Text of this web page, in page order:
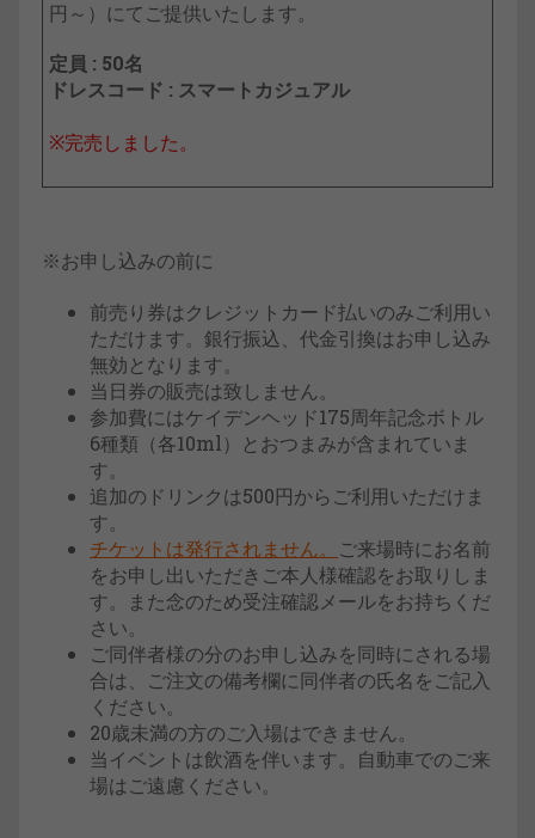
円～）にてご提供いたします。
定員 : 50名
ドレスコード : スマートカジュアル
※完売しました。
※お申し込みの前に
前売り券はクレジットカード払いのみご利用い
ただけます。銀行振込、代金引換はお申し込み
無効となります。
当日券の販売は致しません。
参加費にはケイデンヘッド175周年記念ボトル
6種類（各10ml）とおつまみが含まれていま
す。
追加のドリンクは500円からご利用いただけま
す。
チケットは発行されません。 ご来場時にお名前
をお申し出いただきご本人様確認をお取りしま
す。また念のため受注確認メールをお持ちくだ
さい。
ご同伴者様の分のお申し込みを同時にされる場
合は、ご注文の備考欄に同伴者の氏名をご記入
ください。
20歳未満の方のご入場はできません。
当イベントは飲酒を伴います。自動車でのご来
場はご遠慮ください。